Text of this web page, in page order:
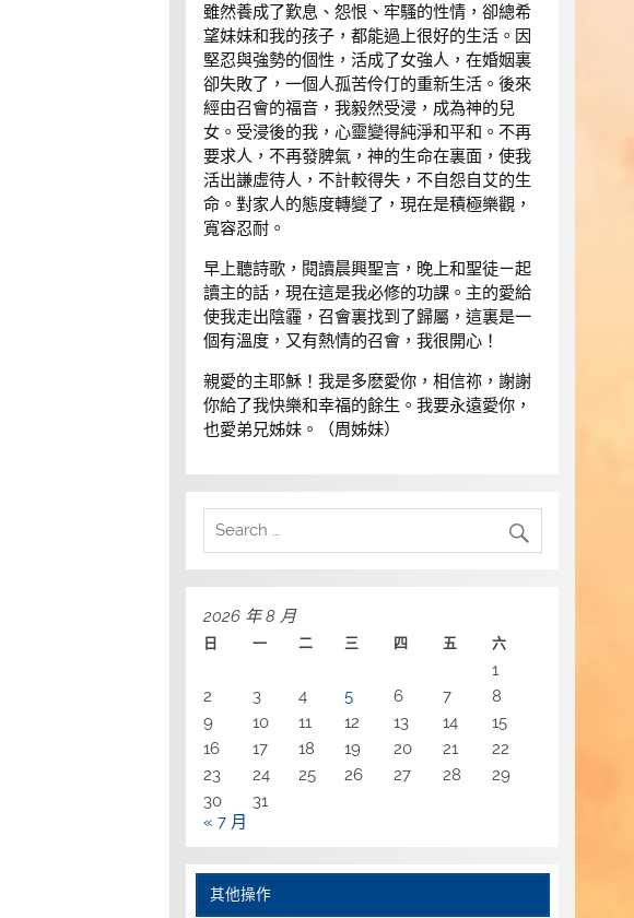
雖然養成了歎息、怨恨、牢騷的性情，卻總希
望妹妹和我的孩子，都能過上很好的生活。因
堅忍與強勢的個性，活成了女強人，在婚姻裏
卻失敗了，一個人孤苦伶仃的重新生活。後來
經由召會的福音，我毅然受浸，成為神的兒
女。受浸後的我，心靈變得純淨和平和。不再
要求人，不再發脾氣，神的生命在裏面，使我
活出謙虛待人，不計較得失，不自怨自艾的生
命。對家人的態度轉變了，現在是積極樂觀，
寬容忍耐。
早上聽詩歌，閱讀晨興聖言，晚上和聖徒ㄧ起
讀主的話，現在這是我必修的功課。主的愛給
使我走出陰霾，召會裏找到了歸屬，這裏是一
個有溫度，又有熱情的召會，我很開心！
親愛的主耶穌！我是多麽愛你，相信祢，謝謝
你給了我快樂和幸福的餘生。我要永遠愛你，
也愛弟兄姊妹。（周姊妹）
2026 年 8 月
日 一 二 三 四 五 六
1
2
3 4 5 6 7
8
9
10 11 12 13 14
15
16
17 18 19 20 21
22
23
24 25 26 27 28
29
30
31
« 7 月
其他操作